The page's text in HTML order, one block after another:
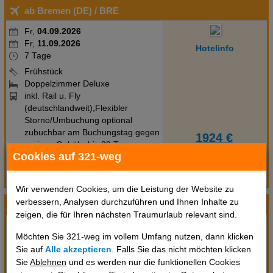
Cookies auf 321-weg
Wir verwenden Cookies, um die Leistung der Website zu
verbessern, Analysen durchzuführen und Ihnen Inhalte zu
zeigen, die für Ihren nächsten Traumurlaub relevant sind.
Möchten Sie 321-weg im vollem Umfang nutzen, dann klicken
Sie aufAlle akzeptieren . Falls Sie das nicht möchten klicken
SieAblehnen und es werden nur die funktionellen Cookies
Buchungsstelle! Stand der Informationen: 13.12.2025 TUI
informiert: Einstellung des TUI Plus Pakets Für Neubuchungen ab
dem 04.11.2020 ist das TUI Plus Paket nicht mehr gültig.
ab Bremen (DE) / BRE
Fr, 04.09.2026
Fr, 11.09.2026
7 Tage
Frühstück
Doppelzimmer Deluxe
inkl. Rail u. Fly
(deutschlandweit),Flexibler
Storno/Umbuchung optional
zubuchbar am Buchungstag gegen
geringe Gebühr bis 29 Tage vor
Abreise (P29D)
Hotelinfo
1924 €
Termin prüfen
ab Hamburg (DE)/ HAM
Fr,11.09.2026
7 Tage
Frühstück
Hotelinfo